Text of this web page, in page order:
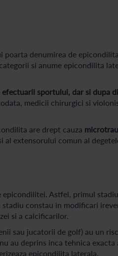
denumirea de
si anume epicondilita
sportului, dar si dupa
medicii chirurgici si
are drept cauza
extensorului comun al
Astfel, primul
constau in modificari
si a calcificarilor.
sau jucatorii de golf) au un
au deprins inca tehnica exacta
epicondilita laterala.